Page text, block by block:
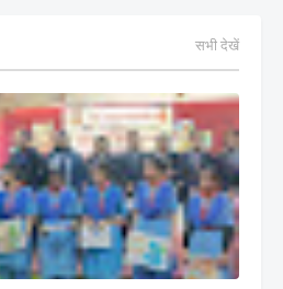
सभी देखें